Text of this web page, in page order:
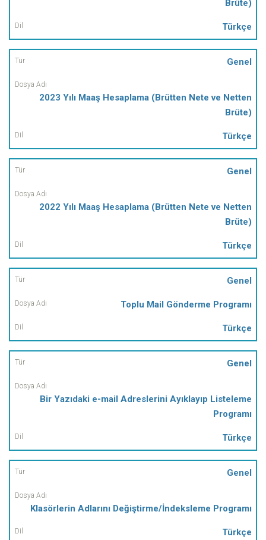
Brüte)
Türkçe
Genel
2023 Yılı Maaş Hesaplama (Brütten Nete ve Netten
Brüte)
Türkçe
Genel
2022 Yılı Maaş Hesaplama (Brütten Nete ve Netten
Brüte)
Türkçe
Genel
Toplu Mail Gönderme Programı
Türkçe
Genel
Bir Yazıdaki e-mail Adreslerini Ayıklayıp Listeleme
Programı
Türkçe
Genel
Klasörlerin Adlarını Değiştirme/İndeksleme Programı
Türkçe